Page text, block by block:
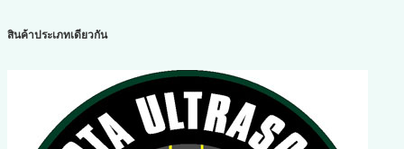
สินค้าประเภทเดียวกัน